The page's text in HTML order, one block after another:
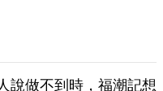
說做不到時，福潮記想